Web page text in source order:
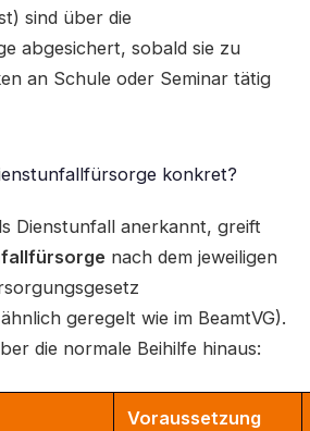
sind über die
abgesichert, sobald sie zu
an Schule oder Seminar tätig
konkret?
Dienstunfall anerkannt, greift
nach dem jeweiligen
geregelt wie im BeamtVG).
die normale Beihilfe hinaus:
Voraussetzung